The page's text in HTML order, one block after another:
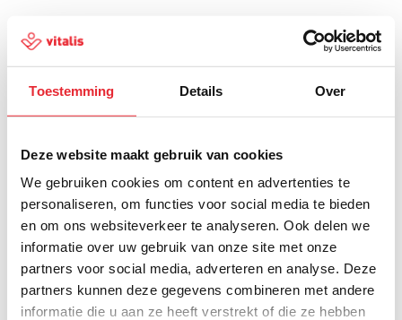
Toestemming Details Over
Deze website maakt gebruik van cookies
We gebruiken cookies om content en advertenties te
personaliseren, om functies voor social media te bieden
en om ons websiteverkeer te analyseren. Ook delen we
informatie over uw gebruik van onze site met onze
partners voor social media, adverteren en analyse. Deze
partners kunnen deze gegevens combineren met andere
informatie die u aan ze heeft verstrekt of die ze hebben
500
Er is iets fout gegaan
Probeer het later opnieuw of ga terug naar de
homepagina.